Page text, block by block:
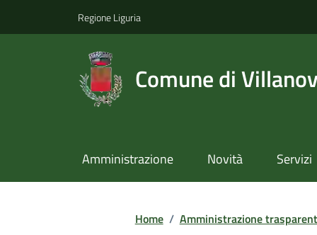
Regione Liguria
Comune di
Amministrazione Novità Servizi
Home / Amministrazione